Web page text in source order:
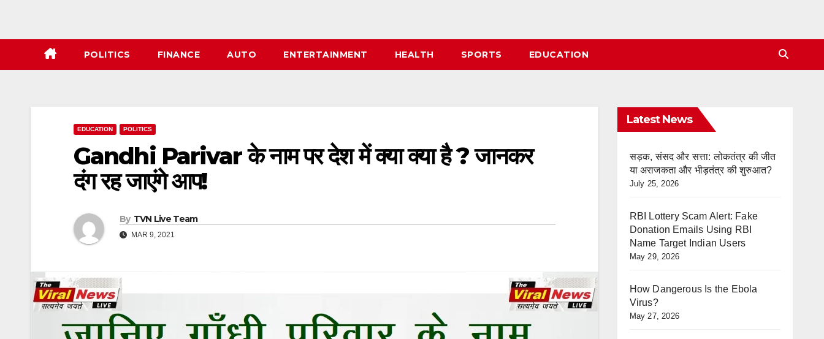
POLITICS FINANCE AUTO ENTERTAINMENT HEALTH SPORTS EDUCATION
EDUCATION POLITICS
Gandhi Parivar के नाम पर देश में क्या क्या है ? जानकर
दंग रह जाएंगे आप!
By TVN Live Team
MAR 9, 2021
Latest News
सड़क, संसद और सत्ता: लोकतंत्र की जीत
या अराजकता और भीड़तंत्र की शुरुआत?
July 25, 2026
RBI Lottery Scam Alert: Fake
Donation Emails Using RBI
Name Target Indian Users
May 29, 2026
How Dangerous Is the Ebola
Virus?
May 27, 2026